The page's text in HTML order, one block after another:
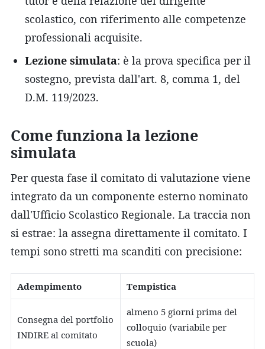
scolastico, con riferimento alle competenze
professionali acquisite.
Lezione simulata: è la prova specifica per il
sostegno, prevista dall'art. 8, comma 1, del
D.M. 119/2023.
Come funziona la lezione
simulata
Per questa fase il comitato di valutazione viene
integrato da un componente esterno nominato
dall'Ufficio Scolastico Regionale. La traccia non
si estrae: la assegna direttamente il comitato. I
tempi sono stretti ma scanditi con precisione:
Adempimento Tempistica
Consegna del portfolio
INDIRE al comitato
almeno 5 giorni prima del
colloquio (variabile per
scuola)